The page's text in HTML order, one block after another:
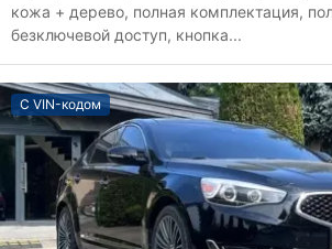
кожа + дерево, полная комплектация,
безключевой доступ, кнопка...
С VIN-кодом